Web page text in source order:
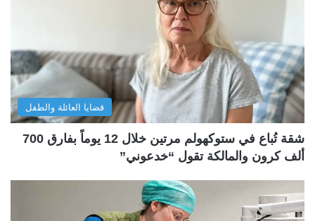
قضايا العائلة والطفل
شقة تُباع في ستوكهولم مرتين خلال 12 يوماً بفارق 700
ألف كرون والمالكة تقول “خدعوني”